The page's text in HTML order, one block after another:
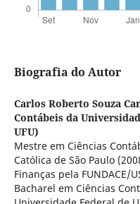
Biografia do Autor
Carlos Roberto Souza
Contábeis da
UFU)
Mestre em Ciências
Católica de São Paulo
Finanças pela FUNDACE/
Bacharel em Ciências